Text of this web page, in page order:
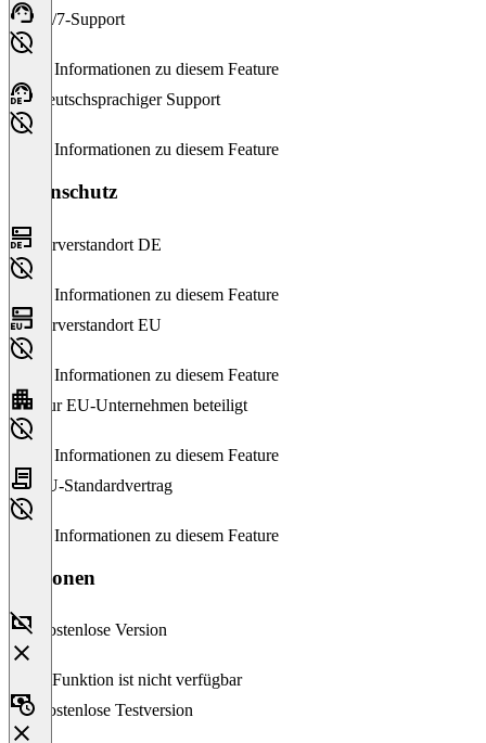
24/7-Support
Keine Informationen zu diesem Feature
Deutschsprachiger Support
Keine Informationen zu diesem Feature
Datenschutz
Serverstandort DE
Keine Informationen zu diesem Feature
Serverstandort EU
Keine Informationen zu diesem Feature
Nur EU-Unternehmen beteiligt
Keine Informationen zu diesem Feature
EU-Standardvertrag
Keine Informationen zu diesem Feature
Versionen
Kostenlose Version
Diese Funktion ist nicht verfügbar
Kostenlose Testversion